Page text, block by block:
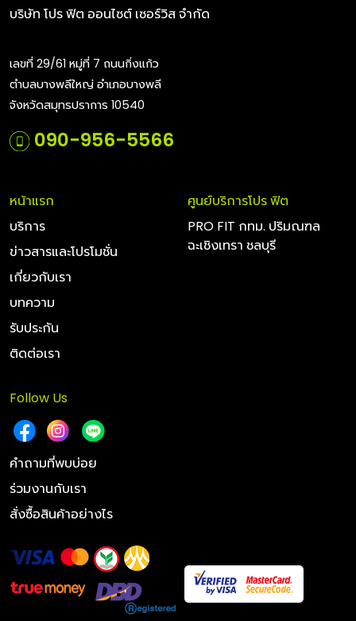
บริษัท โปร ฟิต ออนไซต์ เซอร์วิส จำกัด
เลขที่ 29/61 หมู่ที่ 7 ถนนกิ่งแก้ว
ตำบลบางพลีใหญ่ อำเภอบางพลี
จังหวัดสมุทรปราการ 10540
090-956-5566
หน้าแรก
บริการ
ข่าวสารและโปรโมชั่น
เกี่ยวกับเรา
บทความ
รับประกัน
ติดต่อเรา
ศูนย์บริการโปร ฟิต
PRO FIT กทม. ปริมณฑล
ฉะเชิงเทรา ชลบุรี
Follow Us
คำถามที่พบบ่อย
ร่วมงานกับเรา
สั่งซื้อสินค้าอย่างไร